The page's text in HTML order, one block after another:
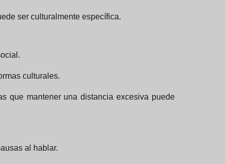
ser culturalmente específica.
culturales.
que mantener una distancia excesiva puede
al hablar.